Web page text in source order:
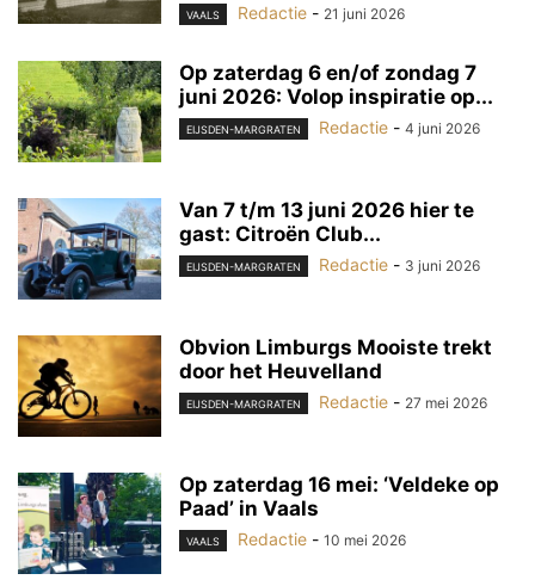
VAALS Redactie - 21 juni 2026
Op zaterdag 6 en/of zondag 7
juni 2026: Volop inspiratie op...
EIJSDEN-MARGRATEN Redactie - 4 juni 2026
Van 7 t/m 13 juni 2026 hier te
gast: Citroën Club...
EIJSDEN-MARGRATEN Redactie - 3 juni 2026
Obvion Limburgs Mooiste trekt
door het Heuvelland
EIJSDEN-MARGRATEN Redactie - 27 mei 2026
Op zaterdag 16 mei: ‘Veldeke op
Paad’ in Vaals
VAALS Redactie - 10 mei 2026